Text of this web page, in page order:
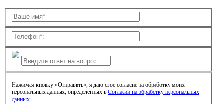
Нажимая кнопку «Отправить», я даю свое согласие на обработку моих
персональных данных, определенных в Согласии на обработку персональных
данных.